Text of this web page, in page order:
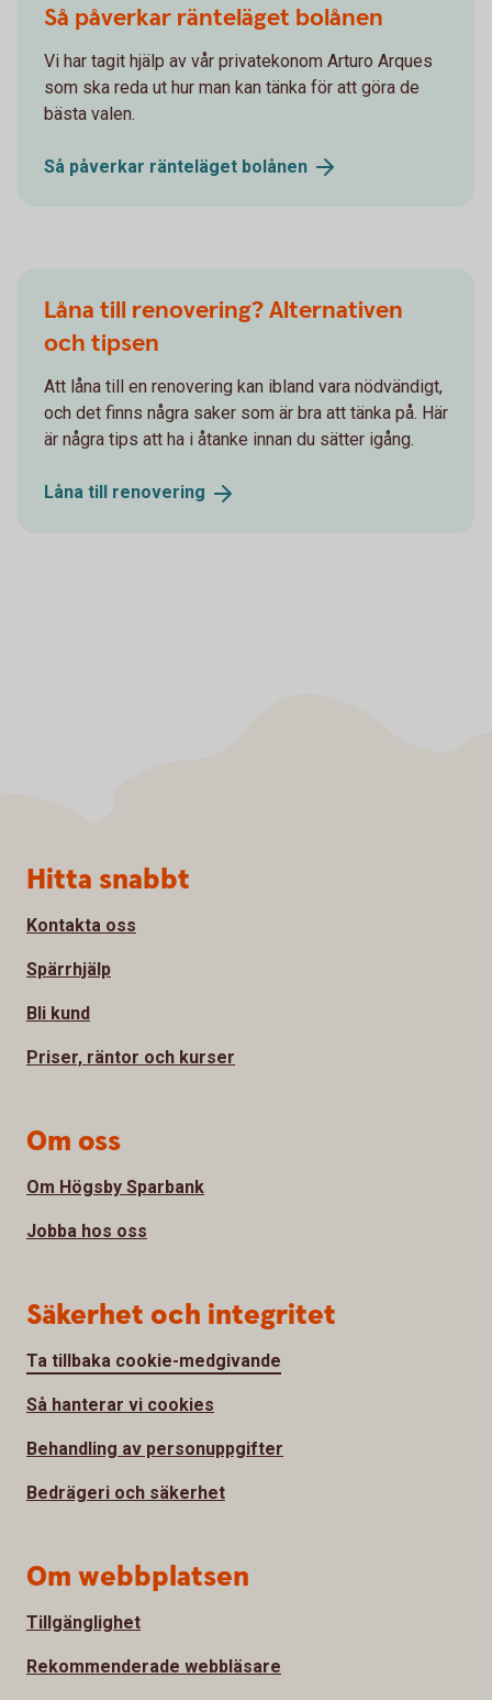
Så påverkar ränteläget bolånen
Vi har tagit hjälp av vår privatekonom Arturo Arques
som ska reda ut hur man kan tänka för att göra de
bästa valen.
Så påverkar ränteläget bolånen
Låna till renovering? Alternativen
och tipsen
Att låna till en renovering kan ibland vara nödvändigt,
och det finns några saker som är bra att tänka på. Här
är några tips att ha i åtanke innan du sätter igång.
Låna till renovering
Sidfot
Hitta snabbt
Kontakta oss
Spärrhjälp
Bli kund
Priser, räntor och kurser
Om oss
Om Högsby Sparbank
Jobba hos oss
Säkerhet och integritet
Ta tillbaka cookie-medgivande
Så hanterar vi cookies
Behandling av personuppgifter
Bedrägeri och säkerhet
Om webbplatsen
Tillgänglighet
Rekommenderade webbläsare